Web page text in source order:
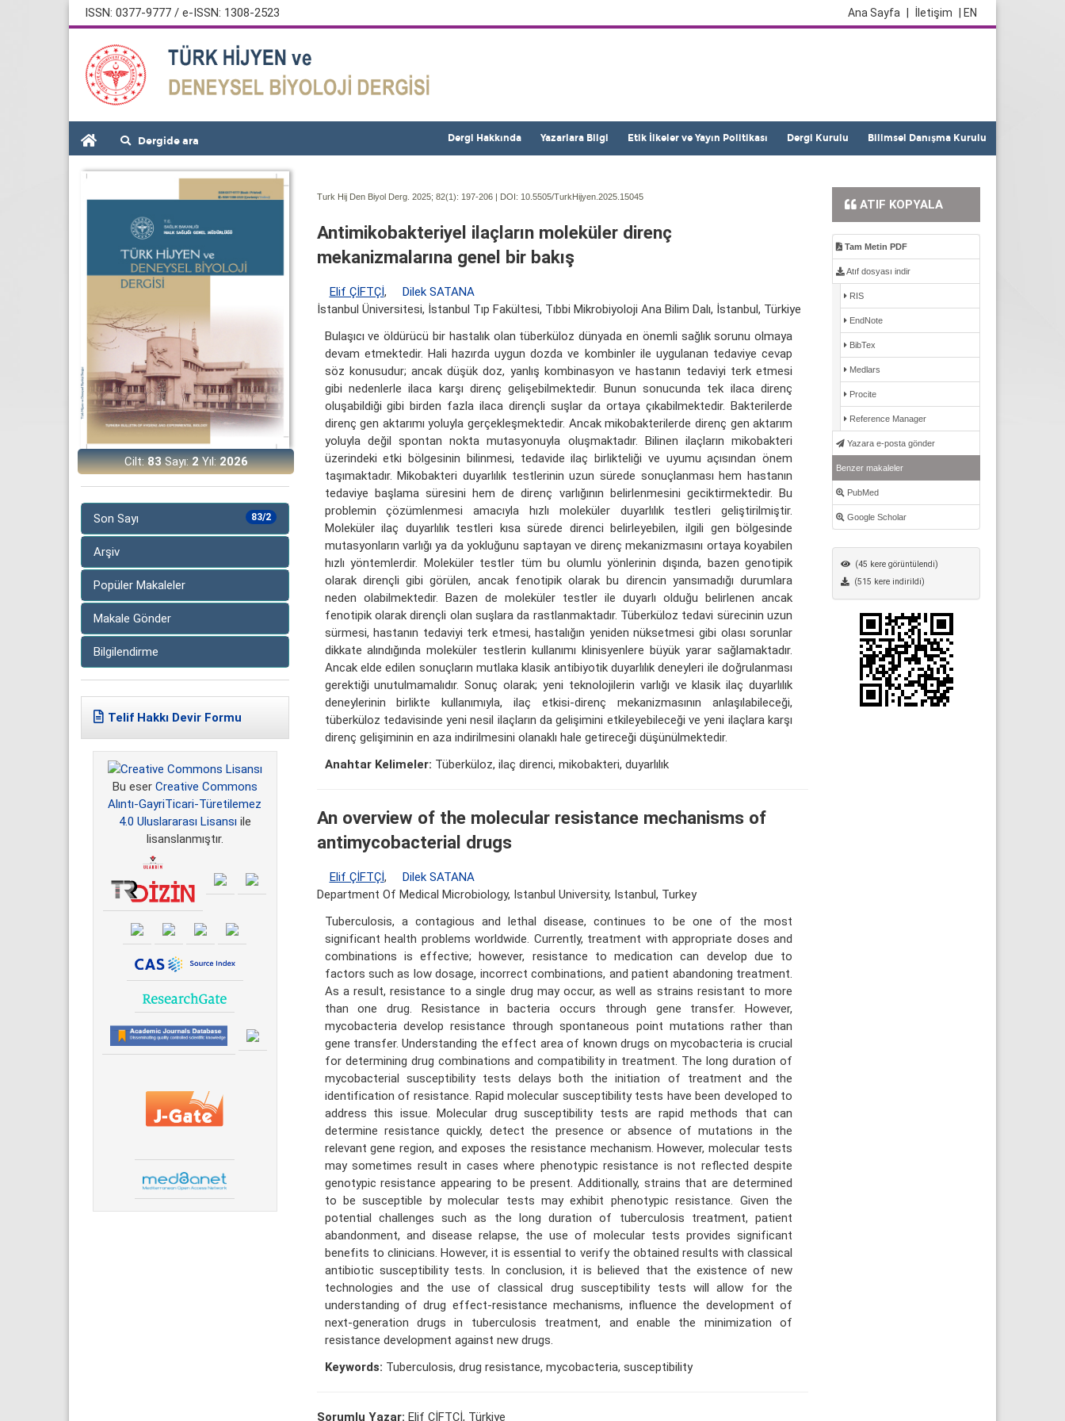
ISSN: 0377-9777 / e-ISSN: 1308-2523 | EN
İletişim
Ana Sayfa
Dergide ara Dergi Hakkında Yazarlara Bilgi Etik İlkeler ve Yayın Politikası Dergi Kurulu Bilimsel Danışma Kurulu
Cilt:83Sayı:2Yıl:2026
83/2
Son Sayı
Arşiv
Popüler Makaleler
Makale Gönder
Bilgilendirme
Telif Hakkı Devir Formu
Bu eser Creative Commons
Alıntı-GayriTicari-Türetilemez
4.0 Uluslararası Lisansı ile
lisanslanmıştır.
Turk Hij Den Biyol Derg. 2025; 82(1): 197-206 | DOI: 10.5505/TurkHijyen.2025.15045
Antimikobakteriyel ilaçların moleküler direnç
mekanizmalarına genel bir bakış
Elif ÇİFTÇİ,
Dilek SATANA
İstanbul Üniversitesi, İstanbul Tıp Fakültesi, Tıbbi Mikrobiyoloji Ana Bilim Dalı, İstanbul, Türkiye
Bulaşıcı ve öldürücü bir hastalık olan tüberküloz dünyada en önemli sağlık sorunu olmaya
devam etmektedir. Hali hazırda uygun dozda ve kombinler ile uygulanan tedaviye cevap
söz konusudur; ancak düşük doz, yanlış kombinasyon ve hastanın tedaviyi terk etmesi
gibi nedenlerle ilaca karşı direnç gelişebilmektedir. Bunun sonucunda tek ilaca direnç
oluşabildiği gibi birden fazla ilaca dirençli suşlar da ortaya çıkabilmektedir. Bakterilerde
direnç gen aktarımı yoluyla gerçekleşmektedir. Ancak mikobakterilerde direnç gen aktarım
yoluyla değil spontan nokta mutasyonuyla oluşmaktadır. Bilinen ilaçların mikobakteri
üzerindeki etki bölgesinin bilinmesi, tedavide ilaç birlikteliği ve uyumu açısından önem
taşımaktadır. Mikobakteri duyarlılık testlerinin uzun sürede sonuçlanması hem hastanın
tedaviye başlama süresini hem de direnç varlığının belirlenmesini geciktirmektedir. Bu
problemin çözümlenmesi amacıyla hızlı moleküler duyarlılık testleri geliştirilmiştir.
Moleküler ilaç duyarlılık testleri kısa sürede direnci belirleyebilen, ilgili gen bölgesinde
mutasyonların varlığı ya da yokluğunu saptayan ve direnç mekanizmasını ortaya koyabilen
hızlı yöntemlerdir. Moleküler testler tüm bu olumlu yönlerinin dışında, bazen genotipik
olarak dirençli gibi görülen, ancak fenotipik olarak bu direncin yansımadığı durumlara
neden olabilmektedir. Bazen de moleküler testler ile duyarlı olduğu belirlenen ancak
fenotipik olarak dirençli olan suşlara da rastlanmaktadır. Tüberküloz tedavi sürecinin uzun
sürmesi, hastanın tedaviyi terk etmesi, hastalığın yeniden nüksetmesi gibi olası sorunlar
dikkate alındığında moleküler testlerin kullanımı klinisyenlere büyük yarar sağlamaktadır.
Ancak elde edilen sonuçların mutlaka klasik antibiyotik duyarlılık deneyleri ile doğrulanması
gerektiği unutulmamalıdır. Sonuç olarak; yeni teknolojilerin varlığı ve klasik ilaç duyarlılık
deneylerinin birlikte kullanımıyla, ilaç etkisi-direnç mekanizmasının anlaşılabileceği,
tüberküloz tedavisinde yeni nesil ilaçların da gelişimini etkileyebileceği ve yeni ilaçlara karşı
direnç gelişiminin en aza indirilmesini olanaklı hale getireceği düşünülmektedir.
Anahtar Kelimeler: Tüberküloz, ilaç direnci, mikobakteri, duyarlılık
An overview of the molecular resistance mechanisms of
antimycobacterial drugs
Elif ÇİFTÇİ,
Dilek SATANA
Department Of Medical Microbiology, Istanbul University, Istanbul, Turkey
Tuberculosis, a contagious and lethal disease, continues to be one of the most
significant health problems worldwide. Currently, treatment with appropriate doses and
combinations is effective; however, resistance to medication can develop due to
factors such as low dosage, incorrect combinations, and patient abandoning treatment.
As a result, resistance to a single drug may occur, as well as strains resistant to more
than one drug. Resistance in bacteria occurs through gene transfer. However,
mycobacteria develop resistance through spontaneous point mutations rather than
gene transfer. Understanding the effect area of known drugs on mycobacteria is crucial
for determining drug combinations and compatibility in treatment. The long duration of
mycobacterial susceptibility tests delays both the initiation of treatment and the
identification of resistance. Rapid molecular susceptibility tests have been developed to
address this issue. Molecular drug susceptibility tests are rapid methods that can
determine resistance quickly, detect the presence or absence of mutations in the
relevant gene region, and exposes the resistance mechanism. However, molecular tests
may sometimes result in cases where phenotypic resistance is not reflected despite
genotypic resistance appearing to be present. Additionally, strains that are determined
to be susceptible by molecular tests may exhibit phenotypic resistance. Given the
potential challenges such as the long duration of tuberculosis treatment, patient
abandonment, and disease relapse, the use of molecular tests provides significant
benefits to clinicians. However, it is essential to verify the obtained results with classical
antibiotic susceptibility tests. In conclusion, it is believed that the existence of new
technologies and the use of classical drug susceptibility tests will allow for the
understanding of drug effect-resistance mechanisms, influence the development of
next-generation drugs in tuberculosis treatment, and enable the minimization of
resistance development against new drugs.
Keywords: Tuberculosis, drug resistance, mycobacteria, susceptibility
Sorumlu Yazar: Elif ÇİFTÇİ, Türkiye
ATIF KOPYALA
Tam Metin PDF
Atıf dosyası indir
RIS
EndNote
BibTex
Medlars
Procite
Reference Manager
Yazara e-posta gönder
Benzer makaleler
PubMed
Google Scholar
(45 kere görüntülendi)
(515 kere indirildi)